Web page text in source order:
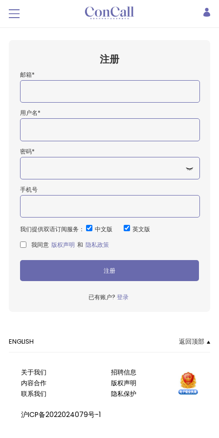
注册
邮箱*
用户名*
密码*
手机号
我们提供双语订阅服务： 中文版
英文版
我同意 版权声明 和 隐私政策
注册
已有账户? 登录
ENGLISH 返回顶部
关于我们
内容合作
联系我们
招聘信息
版权声明
隐私保护
沪ICP备2022024079号-1